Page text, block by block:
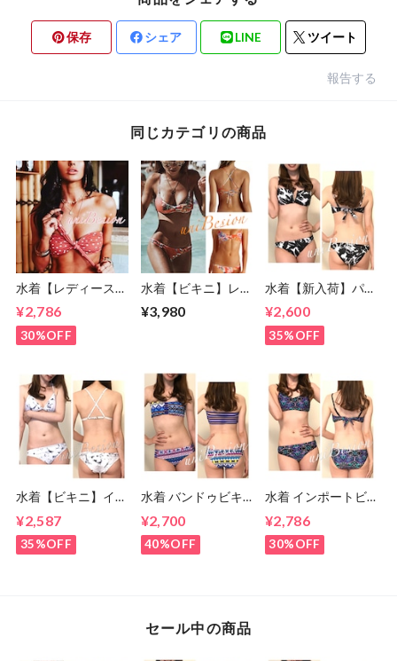
保存 シェア LINE ツイート
報告する
同じカテゴリの商品
水着【レディース
】ドット柄 バンド
ゥビキニ S M(5号,7
号,9号)
¥2,786
30%OFF
水着【ビキニ】レデ
ィース インポート
ビキニ S〜Mサイズ
¥3,980
水着【新入荷】パー
ムツリービキニ モ
ノトーン S・Mサイ
ズ (7〜9号)
¥2,600
35%OFF
水着【ビキニ】イン
サイズ(7号,9号)
¥2,587
35%OFF
水着 バンドゥビキ
ニ ブルー (７号・９
号)
¥2,700
40%OFF
水着 インポートビ
号、7号)
¥2,786
30%OFF
セール中の商品